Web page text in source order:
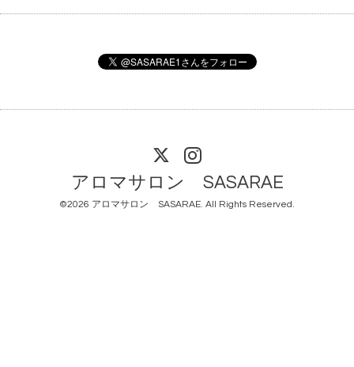
アロマサロン SASARAE
©2026 アロマサロン SASARAE. All Rights Reserved.